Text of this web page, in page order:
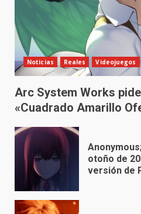
Noticias Reales Videojuegos
Arc System Works
«Cuadrado Amarillo
otoño de
versión de